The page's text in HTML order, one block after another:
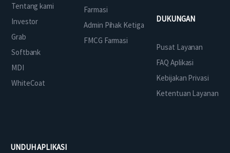
Tentang kami
Investor
Grab
Softbank
MDI
WhiteCoat
Farmasi
Admin Pihak Ketiga
FMCG Farmasi
DUKUNGAN
Pusat Layanan
FAQ Aplikasi
Kebijakan Privasi
Ketentuan Layanan
UNDUH APLIKASI